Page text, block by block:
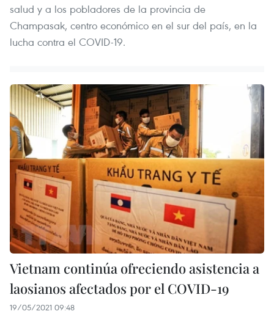
salud y a los pobladores de la provincia de
Champasak, centro económico en el sur del país, en la
lucha contra el COVID-19.
Vietnam continúa ofreciendo asistencia a
laosianos afectados por el COVID-19
19/05/2021 09:48